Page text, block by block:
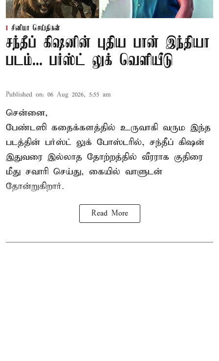
சினிமா செய்திகள்
சந்தீப் கிஷனின் புதிய பான் இந்தியா
படம்... பர்ஸ்ட் லுக் வெளியீடு
Published on: 06 Aug 2026, 5:55 am
சென்னை,
பேண்டஸி கதைக்களத்தில் உருவாகி வரும இந்த
படத்தின் பர்ஸ்ட் லுக் போஸ்டரில், சந்தீப் கிஷன்
இதுவரை இல்லாத தோற்றத்தில் வீரராக குதிரை
மீது சவாரி செய்து, கையில் வாளுடன்
தோன்றுகிறார்.
Read More